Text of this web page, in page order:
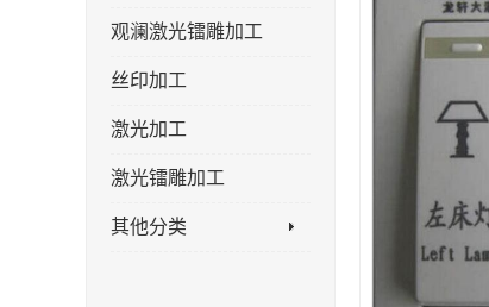
观澜激光镭雕加工
丝印加工
激光加工
激光镭雕加工
其他分类